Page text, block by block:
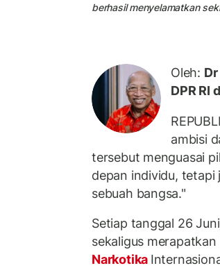
berhasil menyelamatkan
Oleh:
DPR RI
ambisi
tersebut menguasai
depan individu, tetapi
sebuah bangsa."
Setiap tanggal 26
sekaligus
Narkotika